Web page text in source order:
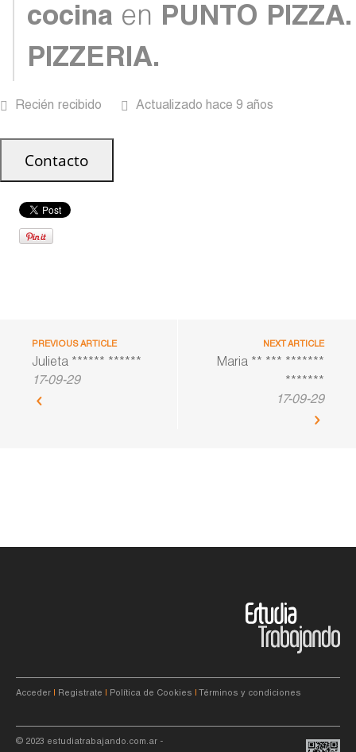
cocina en PUNTO PIZZA.
PIZZERIA.
Recién recibido Actualizado hace 9 años
PREVIOUS ARTICLE
Julieta ****** ******
17-09-29
NEXT ARTICLE
Maria ** *** *******
*******
17-09-29
Acceder Registrate Política de Cookies Términos y condiciones
© 2023 estudiatrabajando.com.ar -